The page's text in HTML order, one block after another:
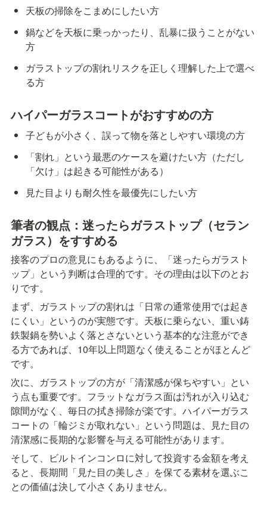
天板の掃除をこまめにしたい方
鍋などを天板に乗っかったり、乱暴に扱うことがない
方
ガラストップの割れリスクを正しく理解した上で選べ
る方
ハイパーガラスコートがおすすめの方
子どもが小さく、誤って物を落としやすい環境の方
「割れ」という最悪のケースを避けたい方（ただし
「欠け」は起きる可能性がある）
見た目よりも耐久性を最優先にしたい方
筆者の観点：迷ったらガラストップ（セラン
ガラス）をすすめる
接客のプロの意見にもあるように、「迷ったらガラスト
ップ」という判断は合理的です。その理由は以下のとお
りです。
まず、ガラストップの割れは「日常の通常使用では起き
にくい」というのが実態です。天板に乗らない、重い鋳
鉄製鍋を勢いよく落とさないという基本的な注意ができ
る方であれば、10年以上問題なく使えることがほとんど
です。
次に、ガラストップの方が「清潔感が保ちやすい」とい
う点も重要です。フラットなガラス面は汚れが入り込む
隙間がなく、毎日の拭き掃除が楽です。ハイパーガラス
コートの「輪ジミが取れない」という問題は、見た目の
清潔感に長期的な影響を与える可能性があります。
そして、ビルトインコンロに対して投資する金額を考え
ると、長期間「見た目の美しさ」を保てる素材を選ぶこ
との価値は決して小さくありません。